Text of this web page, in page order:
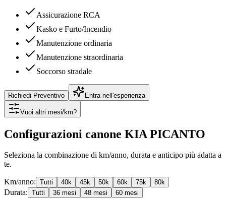
Assicurazione RCA
Kasko e Furto/Incendio
Manutenzione ordinaria
Manutenzione straordinaria
Soccorso stradale
Richiedi Preventivo Entra nell'esperienza
Vuoi altri mesi/km?
Configurazioni canone KIA PICANTO
Seleziona la combinazione di km/anno, durata e anticipo più adatta a
te.
Km/anno: Tutti 40k 45k 50k 60k 75k 80k
Durata: Tutti 36 mesi 48 mesi 60 mesi